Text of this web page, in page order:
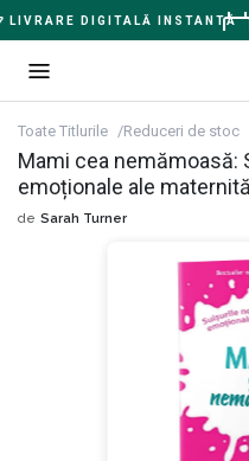
DIGITALĂ INSTANTĂ
Toate Titlurile Reduceri de stoc
Mami cea nemămoasă:
emoționale ale
de Sarah Turner